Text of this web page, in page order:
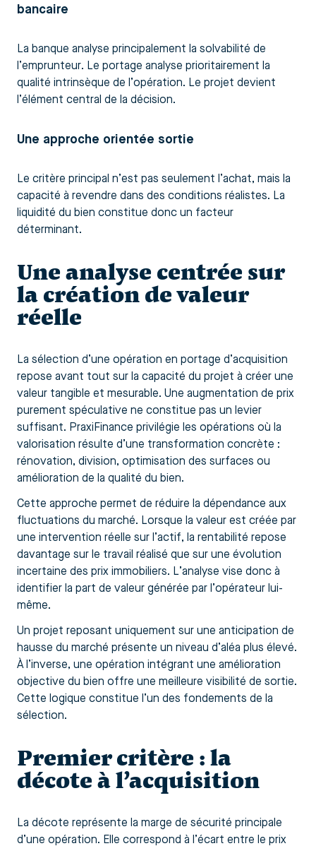
bancaire
La banque analyse principalement la solvabilité de
l’emprunteur. Le portage analyse prioritairement la
qualité intrinsèque de l’opération. Le projet devient
l’élément central de la décision.
Une approche orientée sortie
Le critère principal n’est pas seulement l’achat, mais la
capacité à revendre dans des conditions réalistes. La
liquidité du bien constitue donc un facteur
déterminant.
Une analyse centrée sur
la création de valeur
réelle
La sélection d’une opération en portage d’acquisition
repose avant tout sur la capacité du projet à créer une
valeur tangible et mesurable. Une augmentation de prix
purement spéculative ne constitue pas un levier
suffisant. PraxiFinance privilégie les opérations où la
valorisation résulte d’une transformation concrète :
rénovation, division, optimisation des surfaces ou
amélioration de la qualité du bien.
Cette approche permet de réduire la dépendance aux
fluctuations du marché. Lorsque la valeur est créée par
une intervention réelle sur l’actif, la rentabilité repose
davantage sur le travail réalisé que sur une évolution
incertaine des prix immobiliers. L’analyse vise donc à
identifier la part de valeur générée par l’opérateur lui-
même.
Un projet reposant uniquement sur une anticipation de
hausse du marché présente un niveau d’aléa plus élevé.
À l’inverse, une opération intégrant une amélioration
objective du bien offre une meilleure visibilité de sortie.
Cette logique constitue l’un des fondements de la
sélection.
Premier critère : la
décote à l’acquisition
La décote représente la marge de sécurité principale
d’une opération. Elle correspond à l’écart entre le prix